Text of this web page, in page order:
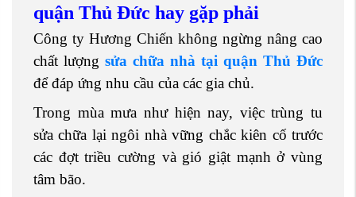
quận Thủ Đức hay gặp phải
Công ty Hương Chiến không ngừng nâng cao
chất lượng sửa chữa nhà tại quận Thủ Đức
để đáp ứng nhu cầu của các gia chủ.
Trong mùa mưa như hiện nay, việc trùng tu
sửa chữa lại ngôi nhà vững chắc kiên cố trước
các đợt triều cường và gió giật mạnh ở vùng
tâm bão.